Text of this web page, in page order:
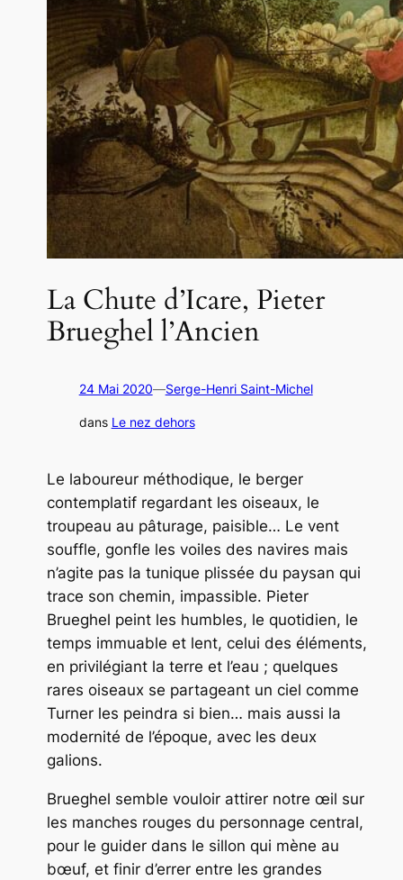
La Chute d’Icare, Pieter
Brueghel l’Ancien
24 Mai 2020—Serge-Henri Saint-Michel
dans Le nez dehors
Le laboureur méthodique, le berger
contemplatif regardant les oiseaux, le
troupeau au pâturage, paisible… Le vent
souffle, gonfle les voiles des navires mais
n’agite pas la tunique plissée du paysan qui
trace son chemin, impassible. Pieter
Brueghel peint les humbles, le quotidien, le
temps immuable et lent, celui des éléments,
en privilégiant la terre et l’eau ; quelques
rares oiseaux se partageant un ciel comme
Turner les peindra si bien… mais aussi la
modernité de l’époque, avec les deux
galions.
Brueghel semble vouloir attirer notre œil sur
les manches rouges du personnage central,
pour le guider dans le sillon qui mène au
bœuf, et finir d’errer entre les grandes